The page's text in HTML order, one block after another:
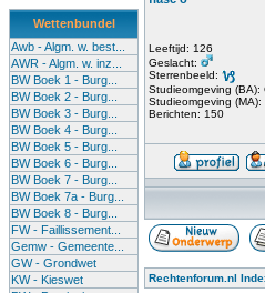
Wettenbundel
Awb - Algm. w. best...
AWR - Algm. w. inz...
BW Boek 1 - Burg...
BW Boek 2 - Burg...
BW Boek 3 - Burg...
BW Boek 4 - Burg...
BW Boek 5 - Burg...
BW Boek 6 - Burg...
BW Boek 7 - Burg...
BW Boek 7a - Burg...
BW Boek 8 - Burg...
FW - Faillissement...
Gemw - Gemeente...
GW - Grondwet
KW - Kieswet
Leeftijd: 126
Geslacht:
Sterrenbeeld:
Studieomgeving (BA):
Studieomgeving (MA):
Berichten: 150
Rechtenforum.nl